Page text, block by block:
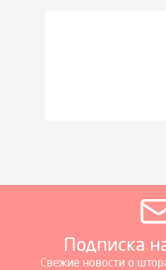
Подписка
Свежие новости о